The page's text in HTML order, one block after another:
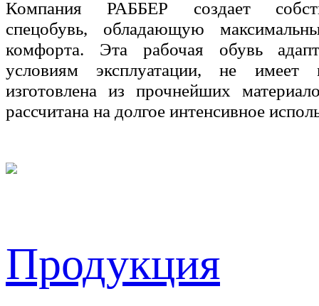
Компания РАББЕР создает
спецобувь, обладающую
комфорта. Эта рабочая обувь
условиям эксплуатации, не имеет
изготовлена из прочнейших
рассчитана на долгое интенсивное
Продукция